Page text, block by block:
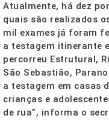
Atualmente, há dez
quais são realizados
mil exames já foram
a testagem itinerante
percorreu Estrutural,
São Sebastião,
a testagem em casas
crianças e
de rua”, informa o